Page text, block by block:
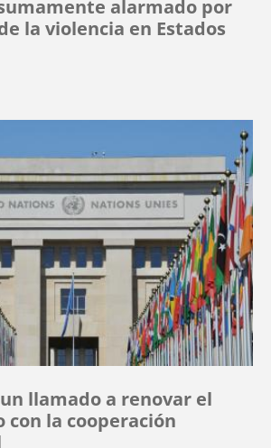
alarmado por
la violencia en Estados
llamado a renovar el
con la cooperación